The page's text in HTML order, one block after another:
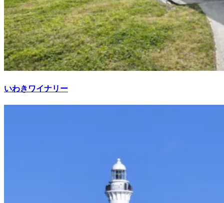
いわきワイナリー